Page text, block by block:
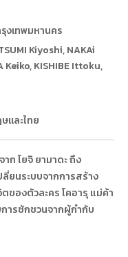
งเทพมหานคร
Kiyoshi, NAKAi
Keiko, KISHIBE Ittoku,
และไทย
ก โยจิ ยามาดะ ถึง
ยนระบบจากการสร้าง
ของตัวละคร โคอารุ แม่ค้า
ารชักชวนจากผู้กำกับ